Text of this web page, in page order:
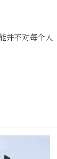
并不对每个人